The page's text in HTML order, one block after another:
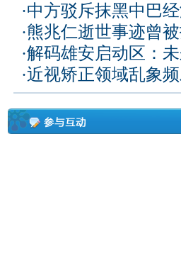
·中方驳斥抹黑中巴
·熊兆仁逝世事迹曾
·解码雄安启动区：
·近视矫正领域乱象